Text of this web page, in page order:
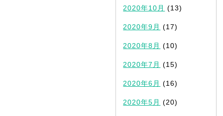
2020年10月 (13)
2020年9月 (17)
2020年8月 (10)
2020年7月 (15)
2020年6月 (16)
2020年5月 (20)